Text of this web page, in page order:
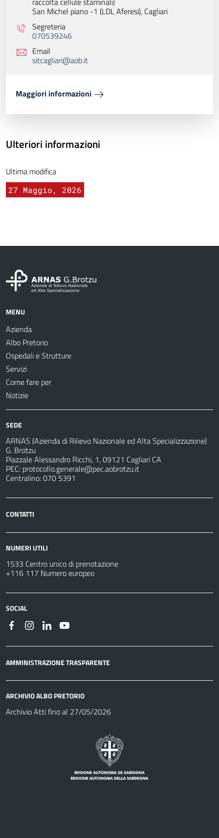
San Michel piano -1 (LDL Aferesi), Cagliari
Segreteria
070539246
Email
sitcagliari@aob.it
Maggiori informazioni
Ulteriori informazioni
Ultima modifica
27 Maggio, 2026
MENU
Azienda
Albo Pretorio
Ospedali e Strutture
Servizi
Come fare per
Notizie
SEDE
ARNAS (Azienda di Rilievo Nazionale ed Alta Specializzazione)
G. Brotzu
Piazzale Alessandro Ricchi, 1, 09121 Cagliari CA
PEC: protocollo.generale@pec.aobrotzu.it
Centralino: 070 5391
CONTATTI
NUMERI UTILI
1533 Centro unico di prenotazione
+116 117 Numero europeo
SOCIAL
AMMINISTRAZIONE TRASPARENTE
ARCHIVIO ALBO PRETORIO
Archivio Atti fino al 27/05/2026